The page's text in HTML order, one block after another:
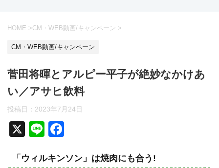
HOME >CM・WEB動画/キャンペーン >
CM・WEB動画/キャンペーン
菅田将暉とアルピー平子が絶妙なかけあ
い／アサヒ飲料
投稿日： 2023年7月24日
X
Li
e
c
「ウィルキンソン」は焼肉にも合う!